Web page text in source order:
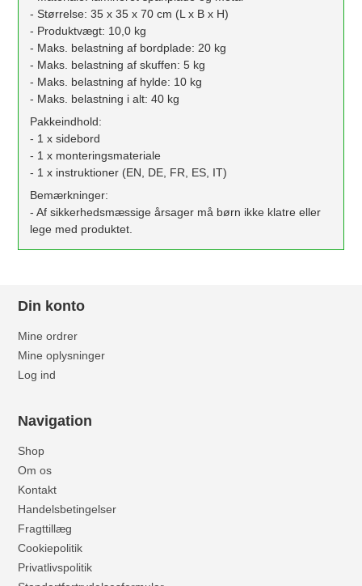
- Størrelse: 35 x 35 x 70 cm (L x B x H)
- Produktvægt: 10,0 kg
- Maks. belastning af bordplade: 20 kg
- Maks. belastning af skuffen: 5 kg
- Maks. belastning af hylde: 10 kg
- Maks. belastning i alt: 40 kg
Pakkeindhold:
- 1 x sidebord
- 1 x monteringsmateriale
- 1 x instruktioner (EN, DE, FR, ES, IT)
Bemærkninger:
- Af sikkerhedsmæssige årsager må børn ikke klatre eller
lege med produktet.
Din konto
Mine ordrer
Mine oplysninger
Log ind
Navigation
Shop
Om os
Kontakt
Handelsbetingelser
Fragttillæg
Cookiepolitik
Privatlivspolitik